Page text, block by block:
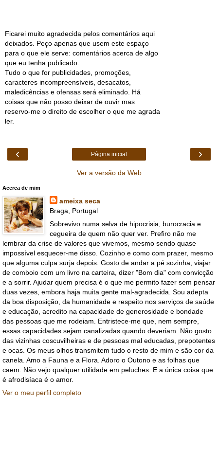
Ficarei muito agradecida pelos comentários aqui
deixados. Peço apenas que usem este espaço
para o que ele serve: comentários acerca de algo
que eu tenha publicado.
Tudo o que for publicidades, promoções,
caracteres incompreensíveis, desacatos,
maledicências e ofensas será eliminado. Há
coisas que não posso deixar de ouvir mas
reservo-me o direito de escolher o que me agrada
ler.
‹ ›
Página inicial
Ver a versão da Web
Acerca de mim
ameixa seca
Braga, Portugal
Sobrevivo numa selva de hipocrisia, burocracia e
cegueira de quem não quer ver. Prefiro não me
lembrar da crise de valores que vivemos, mesmo sendo quase
impossível esquecer-me disso. Cozinho e como com prazer, mesmo
que alguma culpa surja depois. Gosto de andar a pé sozinha, viajar
de comboio com um livro na carteira, dizer "Bom dia" com convicção
e a sorrir. Ajudar quem precisa é o que me permito fazer sem pensar
duas vezes, embora haja muita gente mal-agradecida. Sou adepta
da boa disposição, da humanidade e respeito nos serviços de saúde
e educação, acredito na capacidade de generosidade e bondade
das pessoas que me rodeiam. Entristece-me que, nem sempre,
essas capacidades sejam canalizadas quando deveriam. Não gosto
das vizinhas coscuvilheiras e de pessoas mal educadas, prepotentes
e ocas. Os meus olhos transmitem tudo o resto de mim e são cor da
canela. Amo a Fauna e a Flora. Adoro o Outono e as folhas que
caem. Não vejo qualquer utilidade em peluches. E a única coisa que
é afrodisíaca é o amor.
Ver o meu perfil completo